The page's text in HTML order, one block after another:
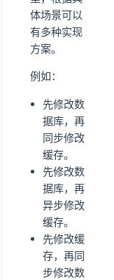
体场景可以
有多种实现
方案。
例如：
先修改数
据库，再
同步修改
缓存。
先修改数
据库，再
异步修改
缓存。
先修改缓
存，再同
步修改数